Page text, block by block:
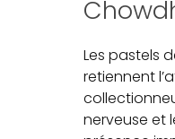
Les pastels
retiennent
nerveuse et